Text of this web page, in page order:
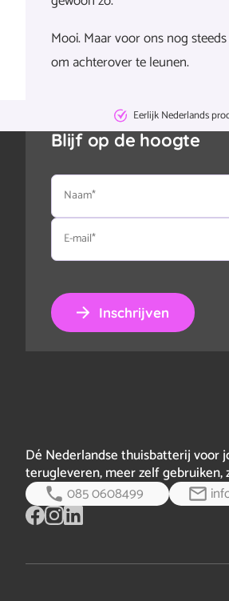
Mooi. Maar voor ons nog
om achterover te leunen.
Eerlijk Nederlands
Blijf op de hoogte
Naam
E-
mail
Inschrijven
Dé Nederlandse thuisbatterij voor
terugleveren, meer zelf gebruiken,
085 0608499